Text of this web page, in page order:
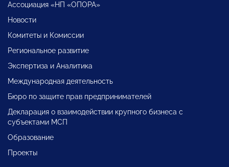
Ассоциация «НП «ОПОРА»
Новости
Комитеты и Комиссии
Региональное развитие
Экспертиза и Аналитика
Международная деятельность
Бюро по защите прав предпринимателей
Декларация о взаимодействии крупного бизнеса с
субъектами МСП
Образование
Проекты